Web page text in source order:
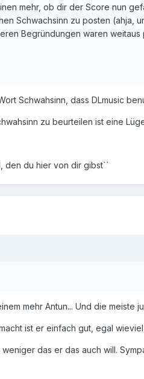
mehr, ob dir der Score nun
Schwachsinn zu posten (ahja,
Begründungen waren
Schwahsinn, dass DLmusic
zu beurteilen ist eine
den du hier von dir gibst``
mehr Antun... Und die
ist er einfach gut, egal
das er das auch will.